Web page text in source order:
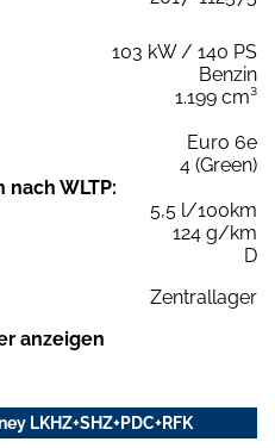
103 kW / 140 PS
Benzin
1.199 cm³
Euro 6e
4 (Green)
WLTP:
5,5 l/100km
124 g/km
D
Zentrallager
anzeigen
LKHZ+SHZ+PDC+RFK